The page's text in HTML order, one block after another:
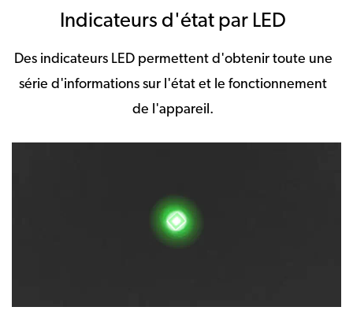
Indicateurs d'état par LED
Des indicateurs LED permettent d'obtenir toute une
série d'informations sur l'état et le fonctionnement
de l'appareil.